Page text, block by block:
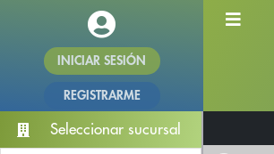
INICIAR SESIÓN
REGISTRARME
Seleccionar sucursal